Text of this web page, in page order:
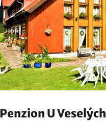
Penzion U Veselých